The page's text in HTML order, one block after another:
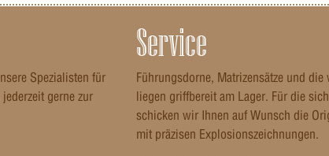
Spezialisten für
gerne zur
Service
Führungsdorne, Matrizensätze und
liegen griffbereit am Lager. Für die
schicken wir Ihnen auf Wunsch die
mit präzisen Explosionszeichnungen.